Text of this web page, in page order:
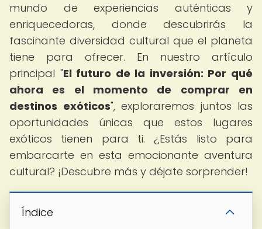
mundo de experiencias auténticas y
enriquecedoras, donde descubrirás la
fascinante diversidad cultural que el planeta
tiene para ofrecer. En nuestro artículo
principal "El futuro de la inversión: Por qué
ahora es el momento de comprar en
destinos exóticos", exploraremos juntos las
oportunidades únicas que estos lugares
exóticos tienen para ti. ¿Estás listo para
embarcarte en esta emocionante aventura
cultural? ¡Descubre más y déjate sorprender!
Índice